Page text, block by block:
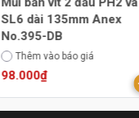
SL6 dài 135mm Anex
No.395-DB
Thêm vào báo giá
98.000₫